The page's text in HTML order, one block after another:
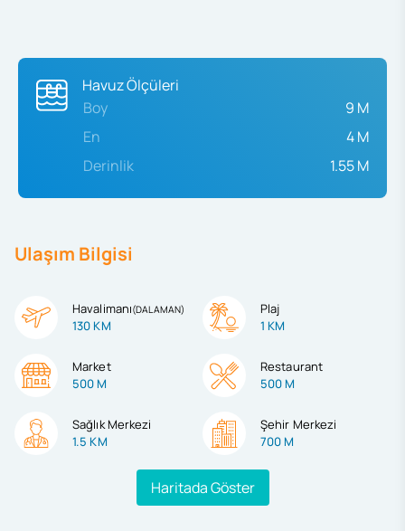
Havuz Ölçüleri
Boy
9 M
En
4 M
Derinlik
1.55 M
Ulaşım Bilgisi
Havalimanı(DALAMAN)
130 KM
Plaj
1 KM
Market
500 M
Restaurant
500 M
Sağlık Merkezi
1.5 KM
Şehir Merkezi
700 M
Haritada Göster